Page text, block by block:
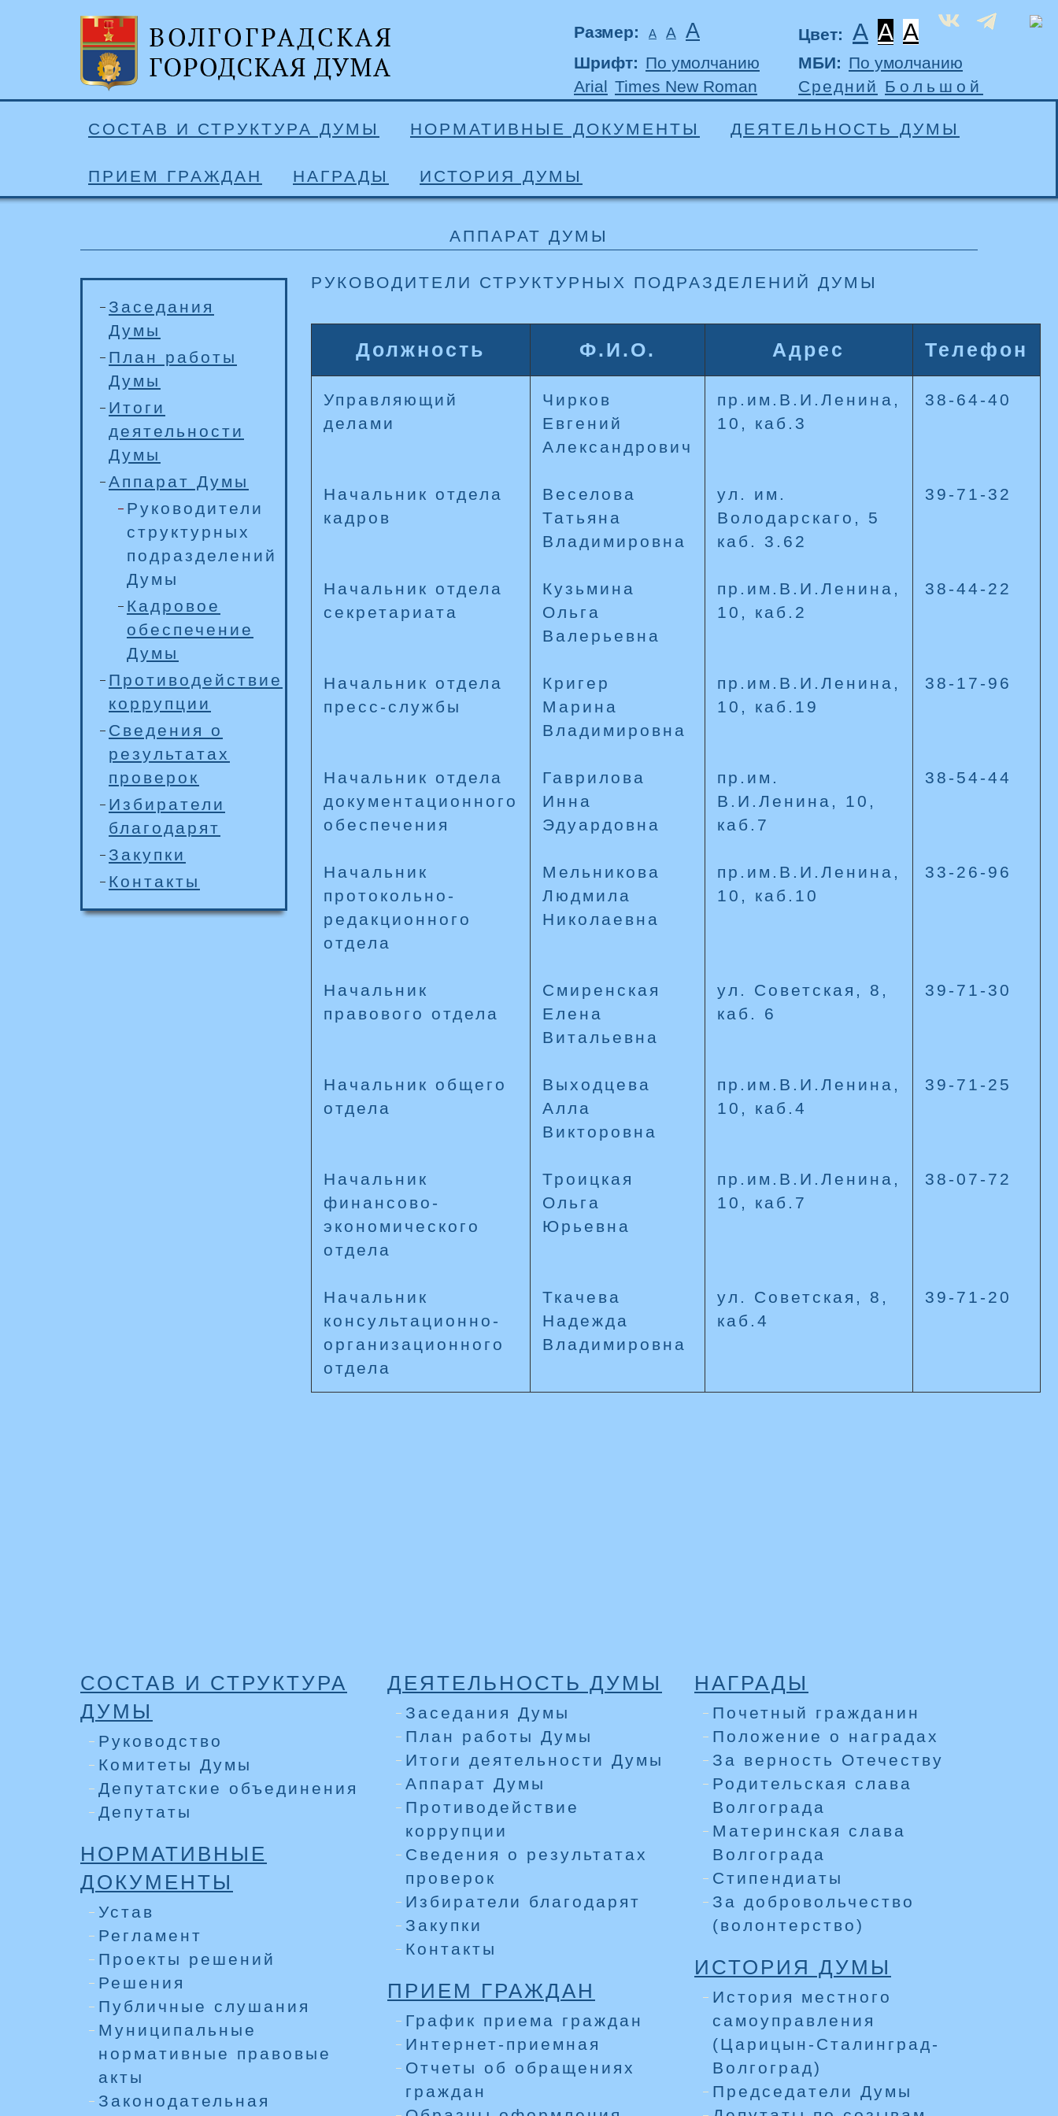
Размер: А А А Цвет: A A A
Шрифт: По умолчанию
Arial Times New Roman
МБИ: По умолчанию
Средний Большой
СОСТАВ И СТРУКТУРА ДУМЫ НОРМАТИВНЫЕ ДОКУМЕНТЫ ДЕЯТЕЛЬНОСТЬ ДУМЫ
ПРИЕМ ГРАЖДАН НАГРАДЫ ИСТОРИЯ ДУМЫ
АППАРАТ ДУМЫ
Заседания
Думы
План работы
Думы
Итоги
деятельности
Думы
Аппарат Думы
Руководители
структурных
подразделений
Думы
Кадровое
обеспечение
Думы
Противодействие
коррупции
Сведения о
результатах
проверок
Избиратели
благодарят
Закупки
Контакты
РУКОВОДИТЕЛИ СТРУКТУРНЫХ ПОДРАЗДЕЛЕНИЙ ДУМЫ
Должность Ф.И.О. Адрес Телефон
Управляющий
делами
Чирков
Евгений
Александрович
пр.им.В.И.Ленина,
10, каб.3
38-64-40
Начальник отдела
кадров
Веселова
Татьяна
Владимировна
ул. им.
Володарскаго, 5
каб. 3.62
39-71-32
Начальник отдела
секретариата
Кузьмина
Ольга
Валерьевна
пр.им.В.И.Ленина,
10, каб.2
38-44-22
Начальник отдела
пресс-службы
Кригер
Марина
Владимировна
пр.им.В.И.Ленина,
10, каб.19
38-17-96
Начальник отдела
документационного
обеспечения
Гаврилова
Инна
Эдуардовна
пр.им.
В.И.Ленина, 10,
каб.7
38-54-44
Начальник
протокольно-
редакционного
отдела
Мельникова
Людмила
Николаевна
пр.им.В.И.Ленина,
10, каб.10
33-26-96
Начальник
правового отдела
Смиренская
Елена
Витальевна
ул. Советская, 8,
каб. 6
39-71-30
Начальник общего
отдела
Выходцева
Алла
Викторовна
пр.им.В.И.Ленина,
10, каб.4
39-71-25
Начальник
финансово-
экономического
отдела
Троицкая
Ольга
Юрьевна
пр.им.В.И.Ленина,
10, каб.7
38-07-72
Начальник
консультационно-
организационного
отдела
Ткачева
Надежда
Владимировна
ул. Советская, 8,
каб.4
39-71-20
СОСТАВ И СТРУКТУРА
ДУМЫ
Руководство
Комитеты Думы
Депутатские объединения
Депутаты
НОРМАТИВНЫЕ
ДОКУМЕНТЫ
Устав
Регламент
Проекты решений
Решения
Публичные слушания
Муниципальные
нормативные правовые
акты
Законодательная
ДЕЯТЕЛЬНОСТЬ ДУМЫ
Заседания Думы
План работы Думы
Итоги деятельности Думы
Аппарат Думы
Противодействие
коррупции
Сведения о результатах
проверок
Избиратели благодарят
Закупки
Контакты
ПРИЕМ ГРАЖДАН
График приема граждан
Интернет-приемная
Отчеты об обращениях
граждан
НАГРАДЫ
Почетный гражданин
Положение о наградах
За верность Отечеству
Родительская слава
Волгограда
Материнская слава
Волгограда
Стипендиаты
За добровольчество
(волонтерство)
ИСТОРИЯ ДУМЫ
История местного
самоуправления
(Царицын-Сталинград-
Волгоград)
Председатели Думы